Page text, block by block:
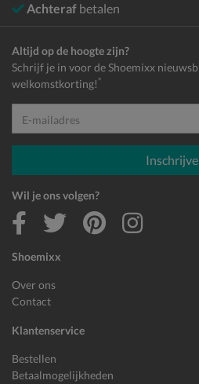
Achteraf betalen
Shoemixx
Over ons
Contact
Klantenservice
Bestellen
Betaalmogelijkheden
Altijd op de hoogte zijn?
Schrijf je in voor de Shoemixx
welkomstkorting! *
E-mailadres
Wil je ons volgen?